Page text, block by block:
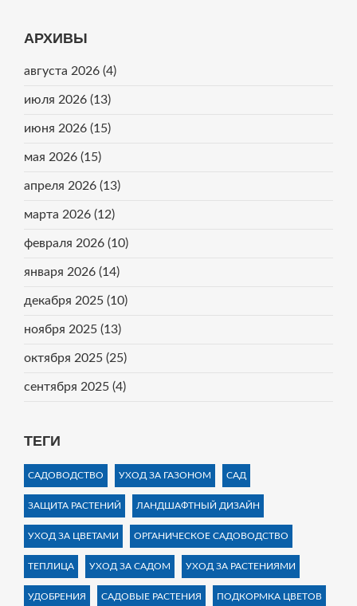
АРХИВЫ
августа 2026 (4)
июля 2026 (13)
июня 2026 (15)
мая 2026 (15)
апреля 2026 (13)
марта 2026 (12)
февраля 2026 (10)
января 2026 (14)
декабря 2025 (10)
ноября 2025 (13)
октября 2025 (25)
сентября 2025 (4)
ТЕГИ
САДОВОДСТВО УХОД ЗА ГАЗОНОМ САД
ЗАЩИТА РАСТЕНИЙ ЛАНДШАФТНЫЙ ДИЗАЙН
УХОД ЗА ЦВЕТАМИ ОРГАНИЧЕСКОЕ САДОВОДСТВО
ТЕПЛИЦА УХОД ЗА САДОМ УХОД ЗА РАСТЕНИЯМИ
УДОБРЕНИЯ САДОВЫЕ РАСТЕНИЯ ПОДКОРМКА ЦВЕТОВ